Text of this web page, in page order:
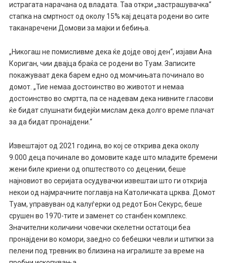
истрагата нарачана од владата. Таа откри „застрашувачка“
стапка на смртност од околу 15% кај децата родени во сите
таканаречени Домови за мајки и бебиња.
„Никогаш не помисливме дека ќе дојде овој ден“, изјави Ана
Кориган, чии двајца браќа се родени во Туам. Записите
покажуваат дека барем едно од момчињата починало во
домот. „Тие немаа достоинство во животот и немаа
достоинство во смртта, па се надевам дека нивните гласови
ќе бидат слушнати бидејќи мислам дека долго време плачат
за да бидат пронајдени.“
Извештајот од 2021 година, во кој се открива дека околу
9.000 деца починале во домовите каде што младите бремени
жени биле криени од општеството со децении, беше
најновиот во серијата осудувачки извештаи што ги открија
некои од најмрачните поглавја на Католичката црква. Домот
Туам, управуван од калуѓерки од редот Бон Секурс, беше
срушен во 1970-тите и заменет со станбен комплекс.
Значителни количини човечки скелетни остатоци беа
пронајдени во комори, заедно со бебешки чевли и штипки за
пелени под тревник во близина на игралиште за време на